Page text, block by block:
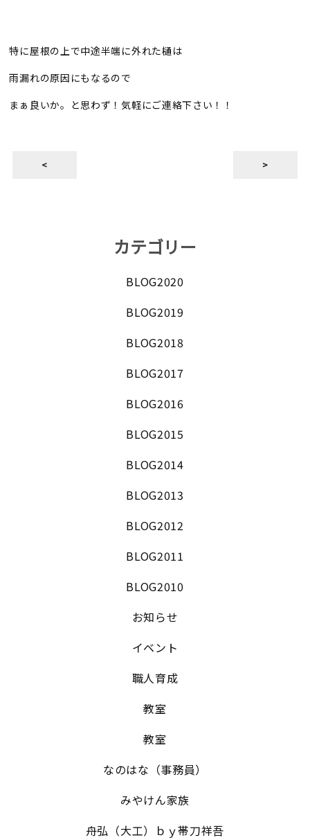
特に屋根の上で中途半端に外れた樋は
雨漏れの原因にもなるので
まぁ良いか。と思わず！気軽にご連絡下さい！！
< >
カテゴリー
BLOG2020
BLOG2019
BLOG2018
BLOG2017
BLOG2016
BLOG2015
BLOG2014
BLOG2013
BLOG2012
BLOG2011
BLOG2010
お知らせ
イベント
職人育成
教室
教室
なのはな（事務員）
みやけん家族
舟弘（大工）ｂｙ帯刀祥吾